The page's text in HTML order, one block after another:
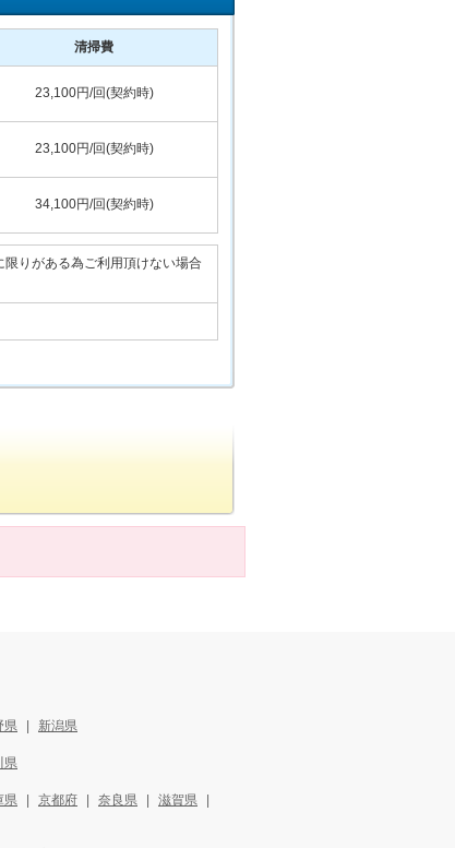
清掃費
23,100円/回(契約時)
23,100円/回(契約時)
34,100円/回(契約時)
りがある為ご利用頂けない場合
県 新潟県
県
県 京都府 奈良県
滋賀県